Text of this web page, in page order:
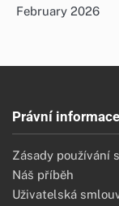
February 2026
Právní informace
Zásady používání
Náš příběh
Uživatelská